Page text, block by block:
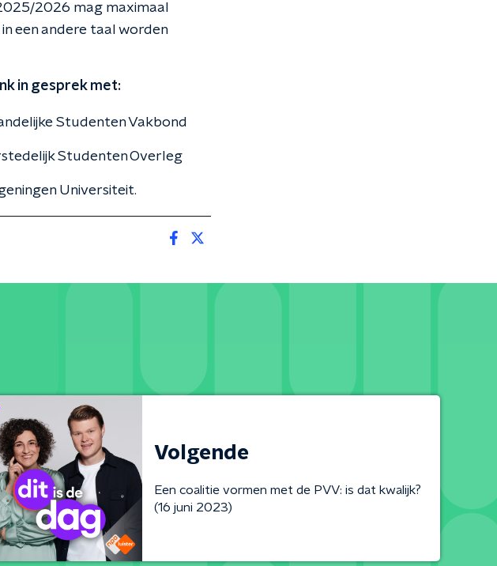
2026 mag maximaal
een andere taal worden
in gesprek met:
Studenten Vakbond
Studenten Overleg
Universiteit.
Volgende
Een coalitie vormen met de PVV: is dat kwalijk?
(16 juni 2023)